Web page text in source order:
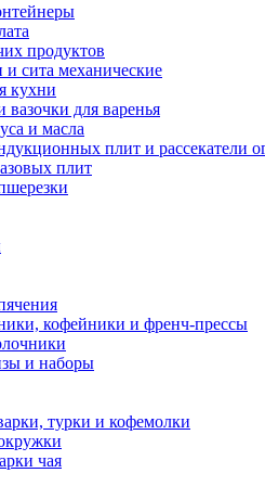
продуктов
сита механические
кухни
вазочки для варенья
и масла
плит и рассекатели
плит
кофейники и френч-прессы
и наборы
турки и кофемолки
чая